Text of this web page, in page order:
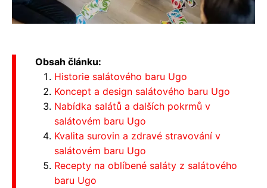
Obsah článku:
Historie salátového baru Ugo
Koncept a design salátového baru Ugo
Nabídka salátů a dalších pokrmů v
salátovém baru Ugo
Kvalita surovin a zdravé stravování v
salátovém baru Ugo
Recepty na oblíbené saláty z salátového
baru Ugo